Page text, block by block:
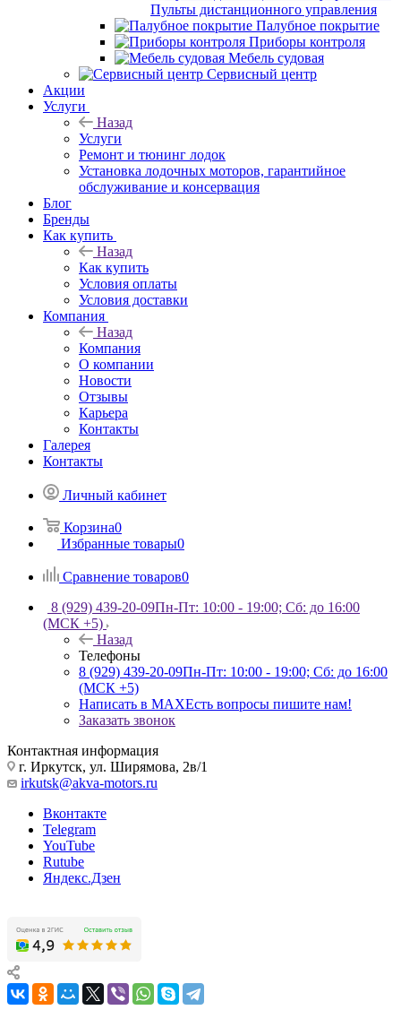
Пульты дистанционного управления
Палубное покрытие
Приборы контроля
Мебель судовая
Сервисный центр
Акции
Услуги
Назад
Услуги
Ремонт и тюнинг лодок
Установка лодочных моторов, гарантийное
обслуживание и консервация
Блог
Бренды
Как купить
Назад
Как купить
Условия оплаты
Условия доставки
Компания
Назад
Компания
О компании
Новости
Отзывы
Карьера
Контакты
Галерея
Контакты
Личный кабинет
Корзина0
Избранные товары0
Сравнение товаров0
8 (929) 439-20-09Пн-Пт: 10:00 - 19:00; Сб: до 16:00
(МСК +5)
Назад
Телефоны
8 (929) 439-20-09Пн-Пт: 10:00 - 19:00; Сб: до 16:00
(МСК +5)
Написать в MAXЕсть вопросы пишите нам!
Заказать звонок
Контактная информация
г. Иркутск, ул. Ширямова, 2в/1
irkutsk@akva-motors.ru
Вконтакте
Telegram
YouTube
Rutube
Яндекс.Дзен